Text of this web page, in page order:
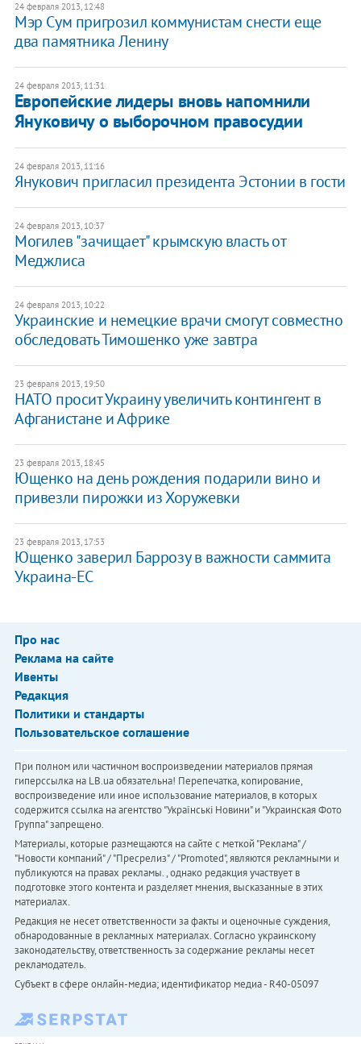
24 февраля 2013, 12:48
Мэр Сум пригрозил коммунистам снести еще
два памятника Ленину
24 февраля 2013, 11:31
Европейские лидеры вновь напомнили
Януковичу о выборочном правосудии
24 февраля 2013, 11:16
Янукович пригласил президента Эстонии в гости
24 февраля 2013, 10:37
Могилев "зачищает" крымскую власть от
Меджлиса
24 февраля 2013, 10:22
Украинские и немецкие врачи смогут совместно
обследовать Тимошенко уже завтра
23 февраля 2013, 19:50
НАТО просит Украину увеличить контингент в
Афганистане и Африке
23 февраля 2013, 18:45
Ющенко на день рождения подарили вино и
привезли пирожки из Хоружевки
23 февраля 2013, 17:53
Ющенко заверил Баррозу в важности саммита
Украина-ЕС
Про нас
Реклама на сайте
Ивенты
Редакция
Политики и стандарты
Пользовательское соглашение
При полном или частичном воспроизведении материалов прямая
гиперссылка на LB.ua обязательна! Перепечатка, копирование,
воспроизведение или иное использование материалов, в которых
содержится ссылка на агентство "Українськi Новини" и "Украинская Фото
Группа" запрещено.
Материалы, которые размещаются на сайте с меткой "Реклама" /
"Новости компаний" / "Пресрелиз" / "Promoted", являются рекламными и
публикуются на правах рекламы. , однако редакция участвует в
подготовке этого контента и разделяет мнения, высказанные в этих
материалах.
Редакция не несет ответственности за факты и оценочные суждения,
обнародованные в рекламных материалах. Согласно украинскому
законодательству, ответственность за содержание рекламы несет
рекламодатель.
Субъект в сфере онлайн-медиа; идентификатор медиа - R40-05097